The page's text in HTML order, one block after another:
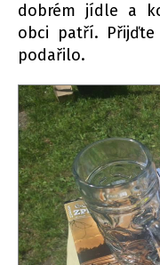
dobrém jídle a
obci patří.
podařilo.